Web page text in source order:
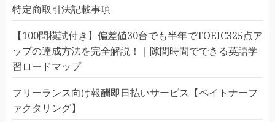
特定商取引法記載事項
【100問模試付き】偏差値30台でも半年でTOEIC325点ア
ップの達成方法を完全解説！｜隙間時間でできる英語学
習ロードマップ
フリーランス向け報酬即日払いサービス【ペイトナーフ
ァクタリング】